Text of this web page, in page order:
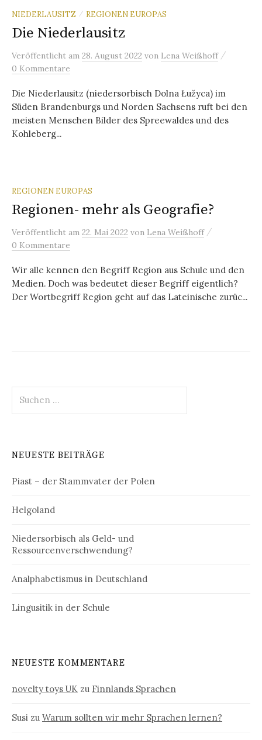
NIEDERLAUSITZ / REGIONEN EUROPAS
Die Niederlausitz
Veröffentlicht am 28. August 2022 von Lena Weißhoff /
0 Kommentare
Die Niederlausitz (niedersorbisch Dolna Łužyca) im
Süden Brandenburgs und Norden Sachsens ruft bei den
meisten Menschen Bilder des Spreewaldes und des
Kohleberg...
REGIONEN EUROPAS
Regionen- mehr als Geografie?
Veröffentlicht am 22. Mai 2022 von Lena Weißhoff /
0 Kommentare
Wir alle kennen den Begriff Region aus Schule und den
Medien. Doch was bedeutet dieser Begriff eigentlich?
Der Wortbegriff Region geht auf das Lateinische zurüc...
nach:
NEUESTE BEITRÄGE
Piast – der Stammvater der Polen
Helgoland
Niedersorbisch als Geld- und
Ressourcenverschwendung?
Analphabetismus in Deutschland
Lingusitik in der Schule
NEUESTE KOMMENTARE
novelty toys UK zu Finnlands Sprachen
Susi zu Warum sollten wir mehr Sprachen lernen?